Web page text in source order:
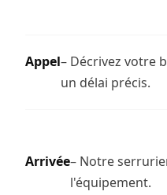
Appel– Décrivez votre
un délai précis.
Arrivée– Notre
l'équipement.